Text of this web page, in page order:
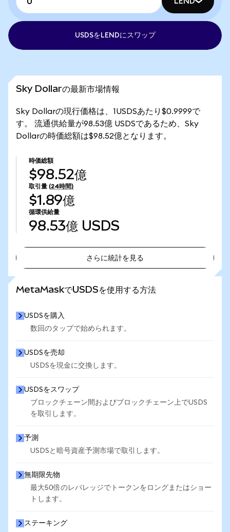
USDSをLENDにスワップ
Sky Dollarの最新市場情報
Sky Dollarの現行価格は、1USDSあたり$0.9999で
す。 流通供給量が98.53億 USDSであるため、Sky
Dollarの時価総額は$98.52億となります。
時価総額
$98.52億
取引量 (24時間)
$1.89億
循環供給量
98.53億 USDS
さらに統計を見る
MetaMaskでUSDSを使用する方法
USDSを購入
数回のタップで始められます。
USDSを売却
USDSを現金に交換します。
USDSをスワップ
ブロックチェーン間およびブロックチェーン上でUSDS
を取引します。
予測
USDSと暗号資産予測市場で取引します。
無期限先物
最大50倍のレバレッジでトークンをロングまたはショー
トします。
ステーキング